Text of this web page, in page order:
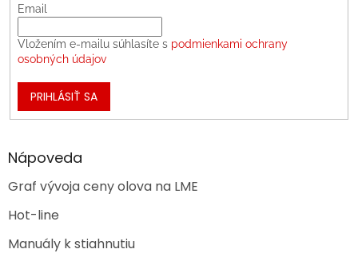
Email
Vložením e-mailu súhlasíte s podmienkami ochrany
osobných údajov
PRIHLÁSIŤ SA
Nápoveda
Graf vývoja ceny olova na LME
Hot-line
Manuály k stiahnutiu